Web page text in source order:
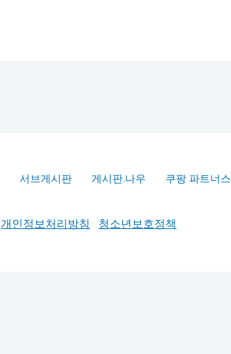
서브게시판 게시판.나우 쿠팡 파트너스
개인정보처리방침 청소년보호정책